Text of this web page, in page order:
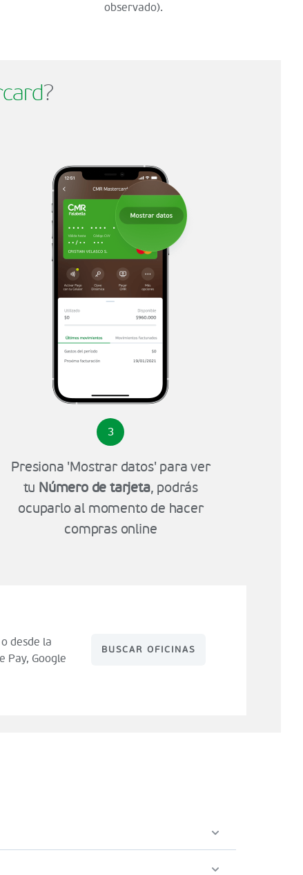
observado).
?
3
Presiona 'Mostrar datos' para ver
tu Número de tarjeta, podrás
ocuparlo al momento de hacer
compras online
desde la
Pay, Google
BUSCAR OFICINAS